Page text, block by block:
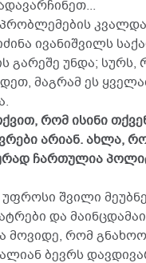
ივანიშვილს
გარეშე უნდა; სურს,
მაგრამ ეს
რომ ისინი
არიან. ახლა,
ჩართულია
უფროსი შვილი
და
მოვიდე, რომ
ბევრს